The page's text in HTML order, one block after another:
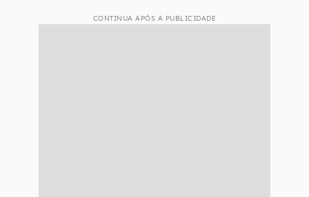
CONTINUA APÓS A PUBLICIDADE